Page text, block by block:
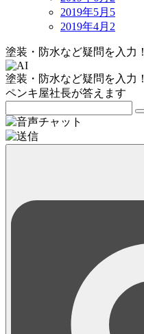
2019年5月 5
2019年4月 2
塗装・防水など疑問を入力！
塗装・防水など疑問を入力！
ペンキ屋社長が答えます